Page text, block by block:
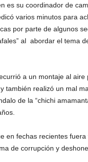
es su coordinador de
varios minutos para
por parte de algunos
al abordar el tema
a un montaje al
también realizó un mal
de la “chichi
en fechas recientes
de corrupción y